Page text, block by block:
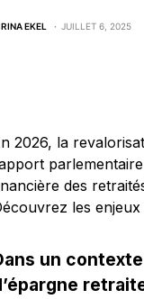
EKEL JUILLET 6, 2025
2026, la
des
les
un